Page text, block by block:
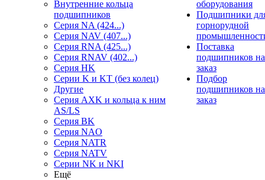
Внутренние кольца
подшипников
Серия NA (424...)
Серия NAV (407...)
Серия RNA (425...)
Серия RNAV (402...)
Серия HK
Серии K и KT (без колец)
Другие
Серия AXK и кольца к ним
AS/LS
Серия BK
Серия NAO
Серия NATR
Серия NATV
Серии NK и NKI
Ещё
оборудования
Подшипники
горнорудной
Поставка
подшипников на
заказ
Подбор
подшипников на
заказ